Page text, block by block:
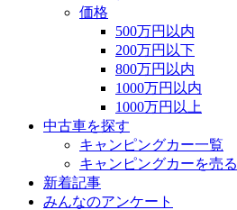
価格
500万円以内
200万円以下
800万円以内
1000万円以内
1000万円以上
中古車を探す
キャンピングカー一覧
キャンピングカーを売る
新着記事
みんなのアンケート